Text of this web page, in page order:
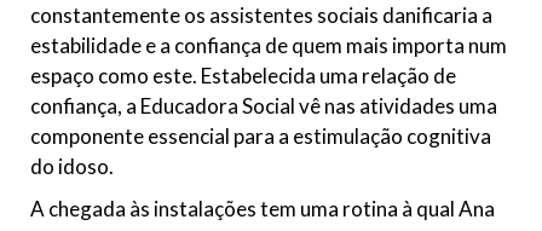
constantemente os assistentes sociais danificaria a
estabilidade e a confiança de quem mais importa num
espaço como este. Estabelecida uma relação de
confiança, a Educadora Social vê nas atividades uma
componente essencial para a estimulação cognitiva
do idoso.
A chegada às instalações tem uma rotina à qual Ana